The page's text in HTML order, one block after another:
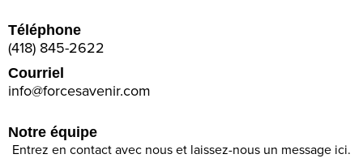
Téléphone
(418) 845-2622
Courriel
info@forcesavenir.com
Notre équipe
Entrez en contact avec nous et laissez-nous un message ici.